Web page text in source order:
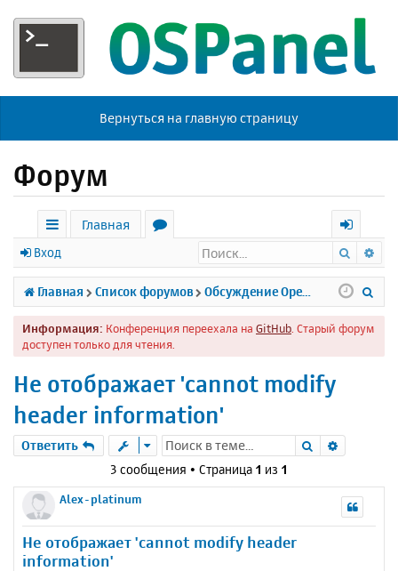
Вернуться на главную страницу
Форум
с
ы
л
к
Главная
р
у
м
х
о
д
Вход Поиск
Главная Список форумов
Информация: Конференция переехала на GitHub . Старый форум
доступен только для чтения.
Не отображает 'cannot modify
header information'
Ответить Поиск
3 сообщения • Страница 1 из 1
Alex-platinum
Не отображает 'cannot modify header
information'